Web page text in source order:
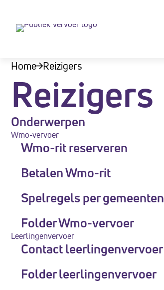
bevat
een
toegankelijkheidssysteem.
Control-
website
passen
slechtzienden
Home Reizigers
Reizigers
Onderwerpen
Wmo-vervoer
Wmo-rit reserveren
Betalen Wmo-rit
Spelregels per gemeenten
Folder Wmo-vervoer
Leerlingenvervoer
Contact leerlingenvervoer
Folder leerlingenvervoer